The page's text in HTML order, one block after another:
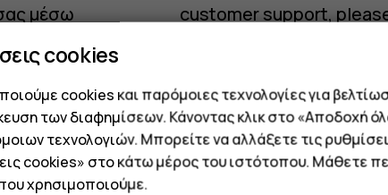
μέσω
customer support,
support, product
warranty support.
Έναρξη συνομιλίας
cookies
cookies και παρόμοιες τεχνολογίες για
των διαφημίσεων. Κάνοντας κλικ στο «Αποδοχή
τεχνολογιών. Μπορείτε να αλλάξετε τις
cookies» στο κάτω μέρος του ιστότοπου. Μάθετε
χρησιμοποιούμε.